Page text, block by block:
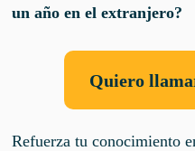
un año en el extranjero?
Quiero
Refuerza tu conocimiento